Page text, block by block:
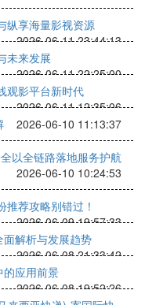
纵享海量影视资源
2026-06-11 23:44:13
未来发展
2026-06-11 22:25:00
观影平台新时代
2026-06-11 12:35:06
2026-06-10 11:13:37
以全链路落地服务护航
2026-06-10 10:24:53
荐攻略别错过！
2026-06-09 19:57:33
解析与发展趋势
2026-06-08 21:33:42
的应用前景
2026-06-08 19:52:26